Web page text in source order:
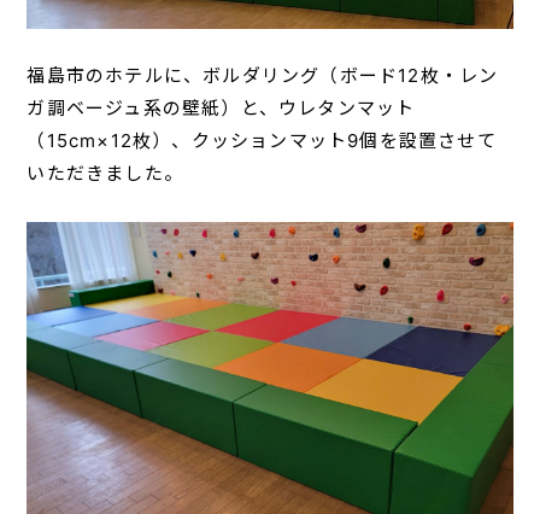
福島市のホテルに、ボルダリング（ボード12枚・レン
ガ調ベージュ系の壁紙）と、ウレタンマット
（15cm×12枚）、クッションマット9個を設置させて
いただきました。